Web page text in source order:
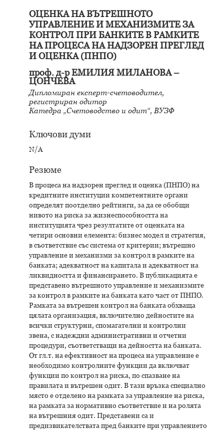
ОЦЕНКА НА ВЪТРЕШНОТО
УПРАВЛЕНИЕ И МЕХАНИЗМИТЕ ЗА
КОНТРОЛ ПРИ БАНКИТЕ В РАМКИТЕ
НА ПРОЦЕСА НА НАДЗОРЕН ПРЕГЛЕД
И ОЦЕНКА (ПНПО)
проф. д-р ЕМИЛИЯ МИЛАНОВА –
ЦОНЧЕВА
Дипломиран експерт-счетоводител,
регистриран одитор
Катедра „Счетоводство и одит“, ВУЗФ
Ключови думи
N/A
Резюме
В процеса на надзорен преглед и оценка (ПНПО) на
кредитните институции компетентните органи
определят поотделно рейтинги, за да се обобщи
нивото на риска за жизнеспособността на
институцията чрез резултатите от оценката на
четири основни елемента: бизнес модел и стратегия,
в съответствие със система от критерии; вътрешно
управление и механизми за контрол в рамките на
банката; адекватност на капитала и адекватност на
ликвидността и финансирането. В публикацията е
представено вътрешното управление и механизмите
за контрол в рамките на банката като част от ПНПО.
Рамката за вътрешен контрол на банката обхваща
цялата организация, включително дейностите на
всички структурни, спомагателни и контролни
звена, с надеждни административни и отчетни
процедури, съответстващи на дейността на банката.
От гл.т. на ефективност на процеса на управление е
необходимо контролните функции да включват
функции по контрол на риска, по спазване на
правилата и вътрешен одит. В тази връзка специално
място е отделено на рамката за управление на риска,
на рамката за нормативно съответствие и на ролята
на вътрешния одит. Представени са и
предизвикателствата пред банките при управлението